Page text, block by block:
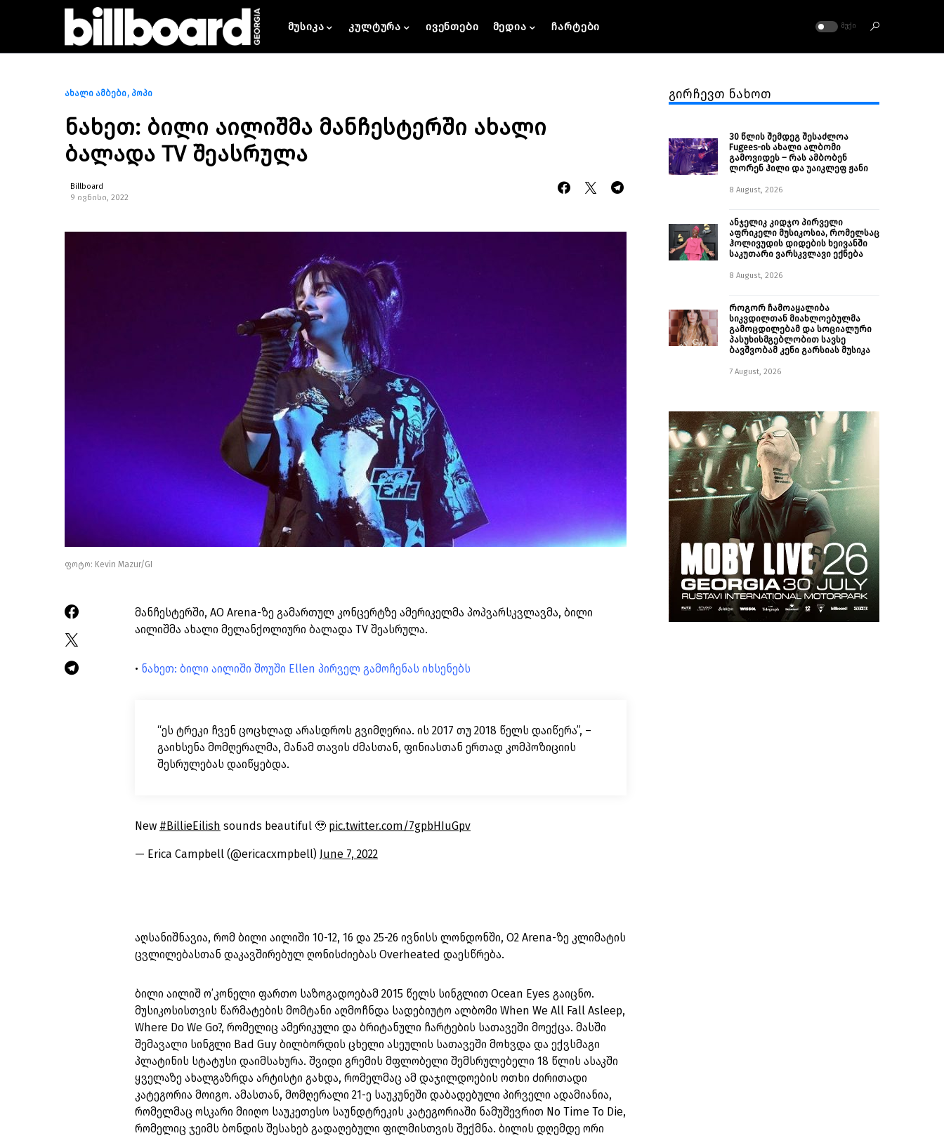
მუსიკა კულტურა ივენთები მედია ჩარტები ᲛᲣᲥᲘ
ახალი ამბები პოპი
ნახეთ: ბილი აილიშმა მანჩესტერში ახალი
ბალადა TV შეასრულა
Billboard
9 ივნისი, 2022
ფოტო: Kevin Mazur/GI
მანჩესტერში, AO Arena-ზე გამართულ კონცერტზე ამერიკელმა პოპვარსკვლავმა, ბილი
აილიშმა ახალი მელანქოლიური ბალადა TV შეასრულა.
• ნახეთ: ბილი აილიში შოუში Ellen პირველ გამოჩენას იხსენებს
“ეს ტრეკი ჩვენ ცოცხლად არასდროს გვიმღერია. ის 2017 თუ 2018 წელს დაიწერა”, –
გაიხსენა მომღერალმა, მანამ თავის ძმასთან, ფინიასთან ერთად კომპოზიციის
შესრულებას დაიწყებდა.
New #BillieEilish sounds beautiful 🥹 pic.twitter.com/7gpbHIuGpv
— Erica Campbell (@ericacxmpbell) June 7, 2022
აღსანიშნავია, რომ ბილი აილიში 10-12, 16 და 25-26 ივნისს ლონდონში, O2 Arena-ზე კლიმატის
ცვლილებასთან დაკავშირებულ ღონისძიებას Overheated დაესწრება.
ბილი აილიშ ო’კონელი ფართო საზოგადოებამ 2015 წელს სინგლით Ocean Eyes გაიცნო.
მუსიკოსისთვის წარმატების მომტანი აღმოჩნდა სადებიუტო ალბომი When We All Fall Asleep,
Where Do We Go?, რომელიც ამერიკული და ბრიტანული ჩარტების სათავეში მოექცა. მასში
შემავალი სინგლი Bad Guy ბილბორდის ცხელი ასეულის სათავეში მოხვდა და ექვსმაგი
პლატინის სტატუსი დაიმსახურა. შვიდი გრემის მფლობელი შემსრულებელი 18 წლის ასაკში
ყველაზე ახალგაზრდა არტისტი გახდა, რომელმაც ამ დაჯილდოების ოთხი ძირითადი
კატეგორია მოიგო. ამასთან, მომღერალი 21-ე საუკუნეში დაბადებული პირველი ადამიანია,
რომელმაც ოსკარი მიიღო საუკეთესო საუნდტრეკის კატეგორიაში ნამუშევრით No Time To Die,
რომელიც ჯეიმს ბონდის შესახებ გადაღებული ფილმისთვის შექმნა. ბილის დღემდე ორი
გირჩევთ ნახოთ
30 წლის შემდეგ შესაძლოა
Fugees-ის ახალი ალბომი
გამოვიდეს – რას ამბობენ
ლორენ ჰილი და უაიკლეფ ჟანი
8 August, 2026
ანჯელიკ კიდჯო პირველი
აფრიკელი მუსიკოსია, რომელსაც
ჰოლივუდის დიდების ხეივანში
საკუთარი ვარსკვლავი ექნება
8 August, 2026
როგორ ჩამოაყალიბა
სიკვდილთან მიახლოებულმა
გამოცდილებამ და სოციალური
პასუხისმგებლობით სავსე
ბავშვობამ კენი გარსიას მუსიკა
7 August, 2026